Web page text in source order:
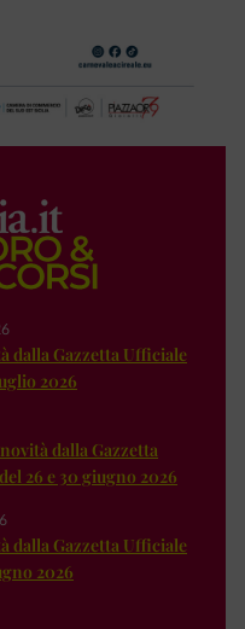
dalla Gazzetta Ufficiale
2026
dalla Gazzetta
26 e 30 giugno 2026
dalla Gazzetta Ufficiale
2026